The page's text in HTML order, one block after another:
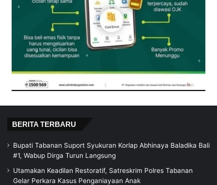
BERITA TERBARU
Bupati Tabanan Suport Syukuran Korlap Abhinaya Baladika Bali
#1, Wabup Dirga Turun Langsung
Utamakan Keadilan Restoratif, Satreskrim Polres Tabanan
Gelar Perkara Kasus Penganiayaan Anak